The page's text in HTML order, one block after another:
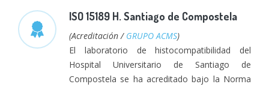
ISO 15189 H. Santiago de Compostela
(Acreditación / GRUPO ACMS)
El laboratorio de histocompatibilidad del
Hospital Universitario de Santiago de
Compostela se ha acreditado bajo la Norma